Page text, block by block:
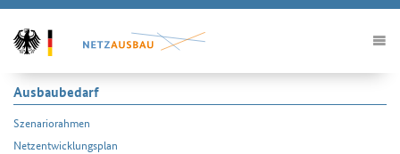
Ausbaubedarf
Szenariorahmen
Netzentwicklungsplan